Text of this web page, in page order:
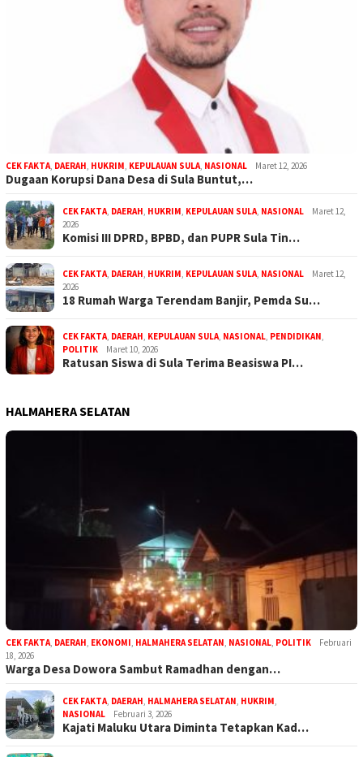
CEK FAKTA, DAERAH, HUKRIM, KEPULAUAN SULA, NASIONAL Maret 12, 2026
Dugaan Korupsi Dana Desa di Sula Buntut,…
CEK FAKTA, DAERAH, HUKRIM, KEPULAUAN SULA, NASIONAL
Maret 12,
2026
Komisi III DPRD, BPBD, dan PUPR Sula Tin…
CEK FAKTA, DAERAH, HUKRIM, KEPULAUAN SULA, NASIONAL
Maret 12,
2026
18 Rumah Warga Terendam Banjir, Pemda Su…
CEK FAKTA, DAERAH, KEPULAUAN SULA, NASIONAL, PENDIDIKAN,
POLITIK
Maret 10, 2026
Ratusan Siswa di Sula Terima Beasiswa PI…
HALMAHERA SELATAN
CEK FAKTA, DAERAH, EKONOMI, HALMAHERA SELATAN, NASIONAL, POLITIK
Februari
18, 2026
Warga Desa Dowora Sambut Ramadhan dengan…
CEK FAKTA, DAERAH, HALMAHERA SELATAN, HUKRIM,
NASIONAL
Februari 3, 2026
Kajati Maluku Utara Diminta Tetapkan Kad…